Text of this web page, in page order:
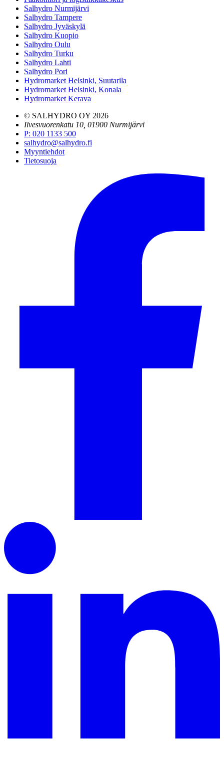
Salhydro Nurmijärvi
Salhydro Tampere
Salhydro Jyväskylä
Salhydro Kuopio
Salhydro Oulu
Salhydro Turku
Salhydro Lahti
Salhydro Pori
Hydromarket Helsinki, Suutarila
Hydromarket Helsinki, Konala
Hydromarket Kerava
© SALHYDRO OY 2026
Ilvesvuorenkatu 10, 01900 Nurmijärvi
P: 020 1133 500
salhydro@salhydro.fi
Myyntiehdot
Tietosuoja